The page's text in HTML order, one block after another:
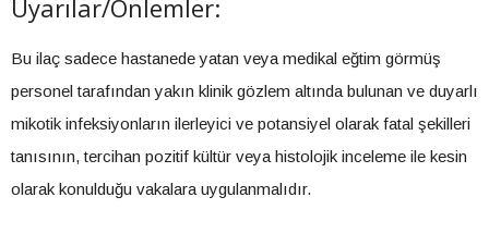
Uyarılar/Önlemler:
Bu ilaç sadece hastanede yatan veya medikal eğtim görmüş
personel tarafından yakın klinik gözlem altında bulunan ve duyarlı
mikotik infeksiyonların ilerleyici ve potansiyel olarak fatal şekilleri
tanısının, tercihan pozitif kültür veya histolojik inceleme ile kesin
olarak konulduğu vakalara uygulanmalıdır.